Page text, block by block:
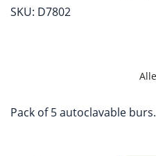
SKU: D7802
Pack of 5 autoclavable burs.